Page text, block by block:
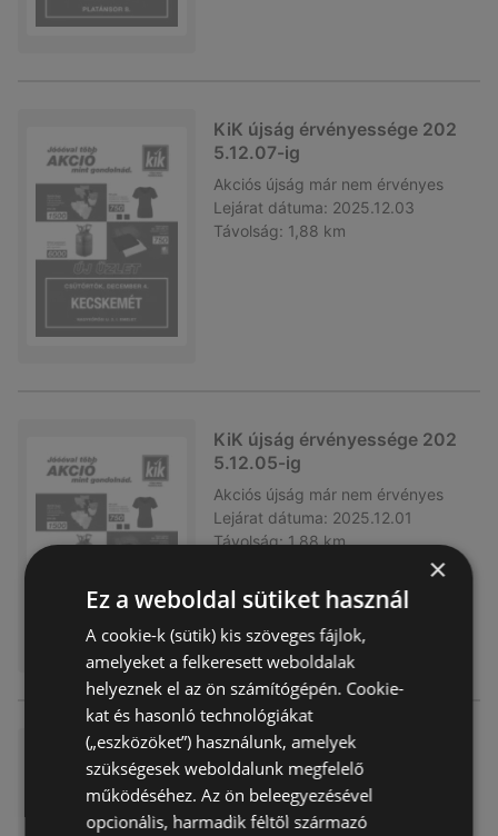
KiK újság érvényessége 202
5.12.07-ig
Akciós újság már nem érvényes
Lejárat dátuma: 2025.12.03
Távolság: 1,88 km
KiK újság érvényessége 202
5.12.05-ig
Akciós újság már nem érvényes
Lejárat dátuma: 2025.12.01
Távolság: 1,88 km
KiK újság érvényessége 202
5.11.23-ig
Akciós újság már nem érvényes
Lejárat dátuma: 2025.11.23
×
Ez a weboldal sütiket használ
A cookie-k (sütik) kis szöveges fájlok,
amelyeket a felkeresett weboldalak
helyeznek el az ön számítógépén. Cookie-
kat és hasonló technológiákat
(„eszközöket”) használunk, amelyek
szükségesek weboldalunk megfelelő
működéséhez. Az ön beleegyezésével
opcionális, harmadik féltől származó